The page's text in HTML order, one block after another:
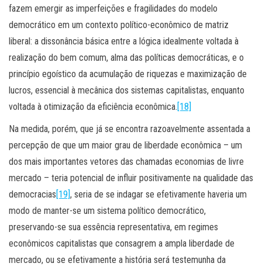
fazem emergir as imperfeições e fragilidades do modelo
democrático em um contexto político-econômico de matriz
liberal: a dissonância básica entre a lógica idealmente voltada à
realização do bem comum, alma das políticas democráticas, e o
princípio egoístico da acumulação de riquezas e maximização de
lucros, essencial à mecânica dos sistemas capitalistas, enquanto
voltada à otimização da eficiência econômica.[18]
Na medida, porém, que já se encontra razoavelmente assentada a
percepção de que um maior grau de liberdade econômica – um
dos mais importantes vetores das chamadas economias de livre
mercado – teria potencial de influir positivamente na qualidade das
democracias[19], seria de se indagar se efetivamente haveria um
modo de manter-se um sistema político democrático,
preservando-se sua essência representativa, em regimes
econômicos capitalistas que consagrem a ampla liberdade de
mercado, ou se efetivamente a história será testemunha da